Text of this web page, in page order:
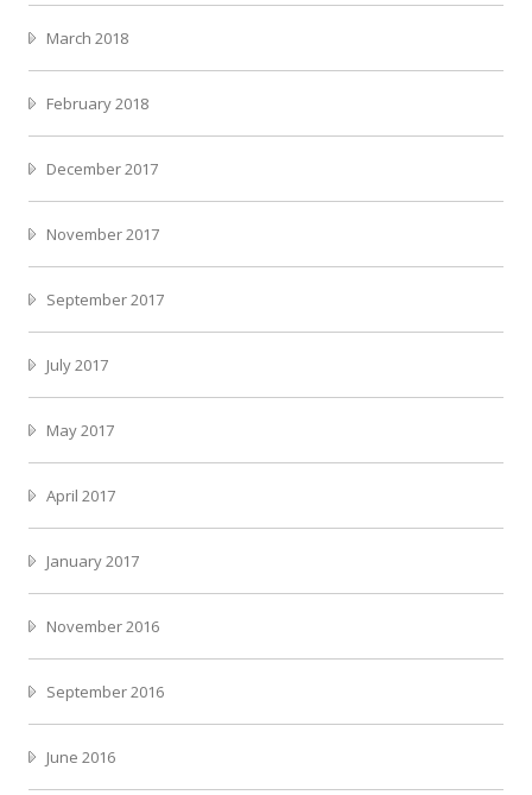
March 2018
February 2018
December 2017
November 2017
September 2017
July 2017
May 2017
April 2017
January 2017
November 2016
September 2016
June 2016